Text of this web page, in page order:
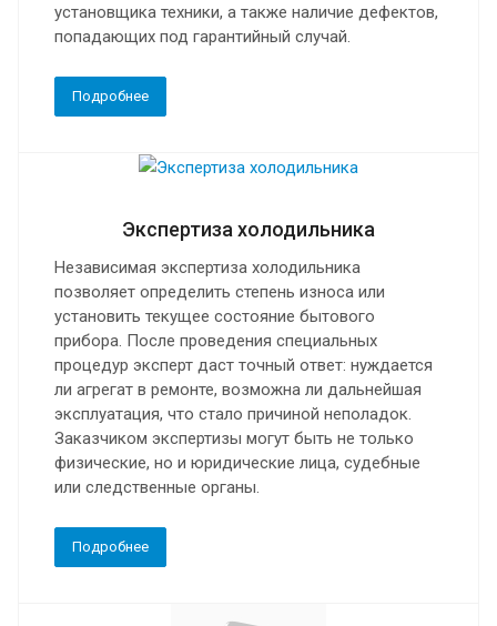
установщика техники, а также наличие дефектов,
попадающих под гарантийный случай.
Подробнее
Экспертиза холодильника
Независимая экспертиза холодильника
позволяет определить степень износа или
установить текущее состояние бытового
прибора. После проведения специальных
процедур эксперт даст точный ответ: нуждается
ли агрегат в ремонте, возможна ли дальнейшая
эксплуатация, что стало причиной неполадок.
Заказчиком экспертизы могут быть не только
физические, но и юридические лица, судебные
или следственные органы.
Подробнее